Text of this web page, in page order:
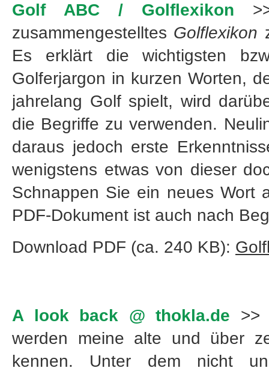
Golf ABC / Golflexikon
zusammengestelltes Golflexikon
Es erklärt die wichtigsten
Golferjargon in kurzen Worten,
jahrelang Golf spielt, wird
die Begriffe zu verwenden.
daraus jedoch erste
wenigstens etwas von dieser
Schnappen Sie ein neues Wort
PDF-Dokument ist auch nach
Download PDF (ca. 240 KB):
A look back @ thokla.de >>
werden meine alte und über
kennen. Unter dem nicht